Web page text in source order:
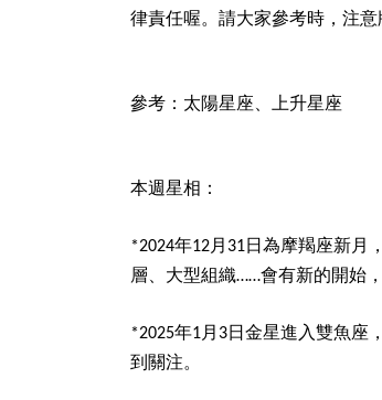
律責任喔。請大家參考時，注意
參考：太陽星座、上升星座
本週星相：
*2024年12月 31日為摩羯座新月
層、大型組織……會有新的開始
*2025年1月 3日金星進入雙魚座
到關注。